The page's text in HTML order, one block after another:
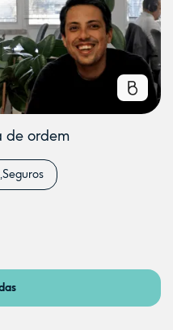
de ordem
Seguros